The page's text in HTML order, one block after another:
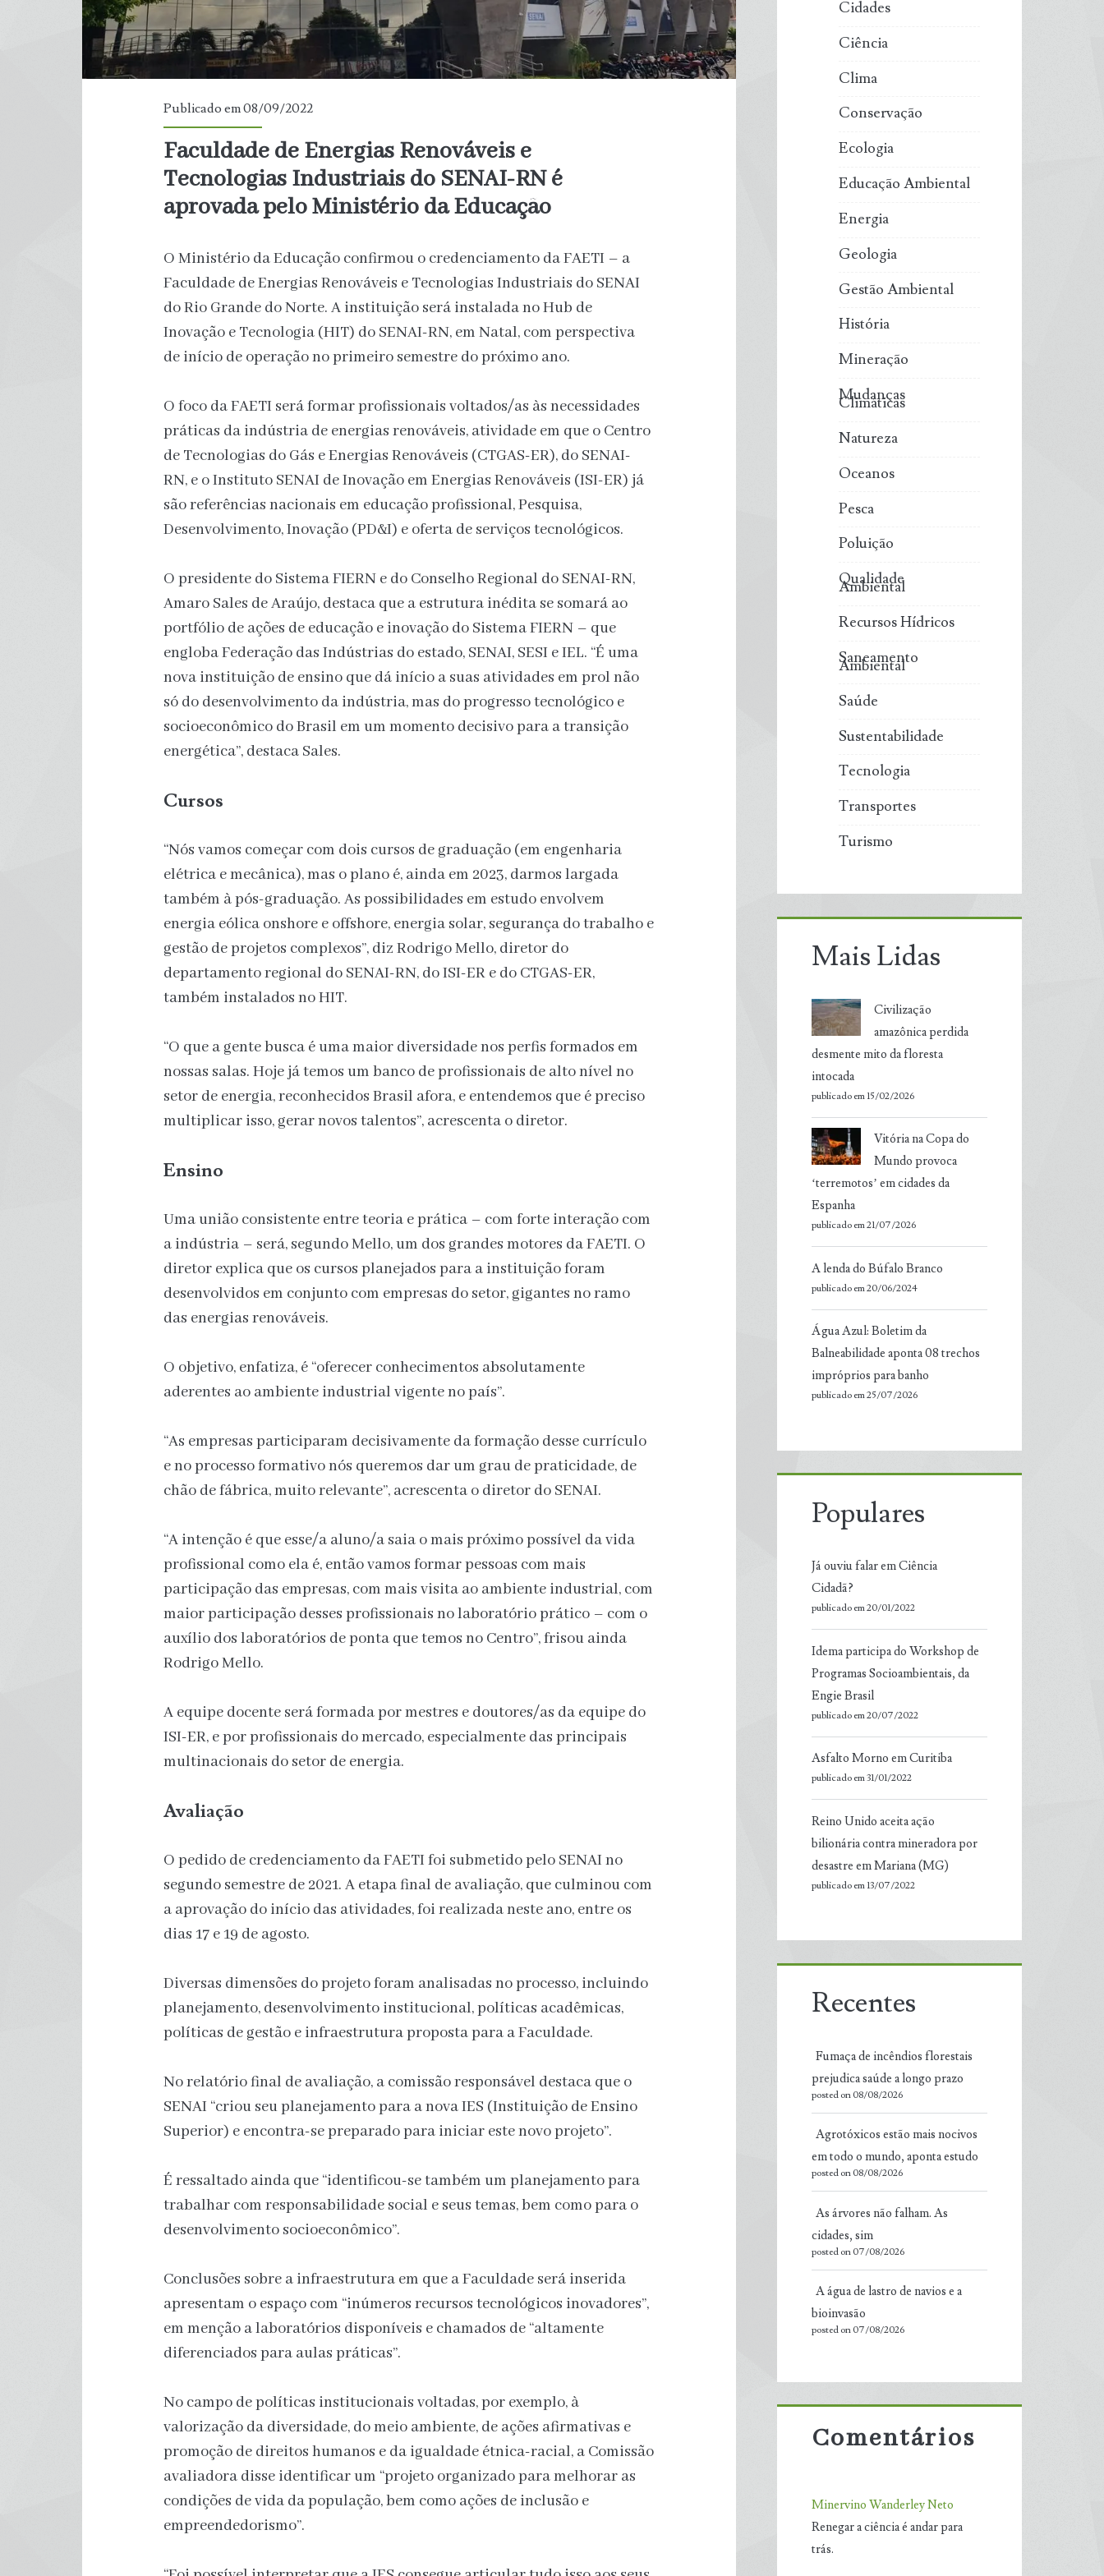
Publicado em 08/09/2022
Faculdade de Energias Renováveis e
Tecnologias Industriais do SENAI-RN é
aprovada pelo Ministério da Educação
O Ministério da Educação confirmou o credenciamento da FAETI – a
Faculdade de Energias Renováveis e Tecnologias Industriais do SENAI
do Rio Grande do Norte. A instituição será instalada no Hub de
Inovação e Tecnologia (HIT) do SENAI-RN, em Natal, com perspectiva
de início de operação no primeiro semestre do próximo ano.
O foco da FAETI será formar profissionais voltados/as às necessidades
práticas da indústria de energias renováveis, atividade em que o Centro
de Tecnologias do Gás e Energias Renováveis (CTGAS-ER), do SENAI-
RN, e o Instituto SENAI de Inovação em Energias Renováveis (ISI-ER) já
são referências nacionais em educação profissional, Pesquisa,
Desenvolvimento, Inovação (PD&I) e oferta de serviços tecnológicos.
O presidente do Sistema FIERN e do Conselho Regional do SENAI-RN,
Amaro Sales de Araújo, destaca que a estrutura inédita se somará ao
portfólio de ações de educação e inovação do Sistema FIERN – que
engloba Federação das Indústrias do estado, SENAI, SESI e IEL. “É uma
nova instituição de ensino que dá início a suas atividades em prol não
só do desenvolvimento da indústria, mas do progresso tecnológico e
socioeconômico do Brasil em um momento decisivo para a transição
energética”, destaca Sales.
Cursos
“Nós vamos começar com dois cursos de graduação (em engenharia
elétrica e mecânica), mas o plano é, ainda em 2023, darmos largada
também à pós-graduação. As possibilidades em estudo envolvem
energia eólica onshore e offshore, energia solar, segurança do trabalho e
gestão de projetos complexos”, diz Rodrigo Mello, diretor do
departamento regional do SENAI-RN, do ISI-ER e do CTGAS-ER,
também instalados no HIT.
“O que a gente busca é uma maior diversidade nos perfis formados em
nossas salas. Hoje já temos um banco de profissionais de alto nível no
setor de energia, reconhecidos Brasil afora, e entendemos que é preciso
multiplicar isso, gerar novos talentos”, acrescenta o diretor.
Ensino
Uma união consistente entre teoria e prática – com forte interação com
a indústria – será, segundo Mello, um dos grandes motores da FAETI. O
diretor explica que os cursos planejados para a instituição foram
desenvolvidos em conjunto com empresas do setor, gigantes no ramo
das energias renováveis.
O objetivo, enfatiza, é “oferecer conhecimentos absolutamente
aderentes ao ambiente industrial vigente no país”.
“As empresas participaram decisivamente da formação desse currículo
e no processo formativo nós queremos dar um grau de praticidade, de
chão de fábrica, muito relevante”, acrescenta o diretor do SENAI.
“A intenção é que esse/a aluno/a saia o mais próximo possível da vida
profissional como ela é, então vamos formar pessoas com mais
participação das empresas, com mais visita ao ambiente industrial, com
maior participação desses profissionais no laboratório prático – com o
auxílio dos laboratórios de ponta que temos no Centro”, frisou ainda
Rodrigo Mello.
A equipe docente será formada por mestres e doutores/as da equipe do
ISI-ER, e por profissionais do mercado, especialmente das principais
multinacionais do setor de energia.
Avaliação
O pedido de credenciamento da FAETI foi submetido pelo SENAI no
segundo semestre de 2021. A etapa final de avaliação, que culminou com
a aprovação do início das atividades, foi realizada neste ano, entre os
dias 17 e 19 de agosto.
Diversas dimensões do projeto foram analisadas no processo, incluindo
planejamento, desenvolvimento institucional, políticas acadêmicas,
políticas de gestão e infraestrutura proposta para a Faculdade.
No relatório final de avaliação, a comissão responsável destaca que o
SENAI “criou seu planejamento para a nova IES (Instituição de Ensino
Superior) e encontra-se preparado para iniciar este novo projeto”.
É ressaltado ainda que “identificou-se também um planejamento para
trabalhar com responsabilidade social e seus temas, bem como para o
desenvolvimento socioeconômico”.
Conclusões sobre a infraestrutura em que a Faculdade será inserida
apresentam o espaço com “inúmeros recursos tecnológicos inovadores”,
em menção a laboratórios disponíveis e chamados de “altamente
diferenciados para aulas práticas”.
No campo de políticas institucionais voltadas, por exemplo, à
valorização da diversidade, do meio ambiente, de ações afirmativas e
promoção de direitos humanos e da igualdade étnica-racial, a Comissão
avaliadora disse identificar um “projeto organizado para melhorar as
condições de vida da população, bem como ações de inclusão e
empreendedorismo”.
Cidades
Ciência
Clima
Conservação
Ecologia
Educação Ambiental
Energia
Geologia
Gestão Ambiental
História
Mineração
Mudanças
Climáticas
Natureza
Oceanos
Pesca
Poluição
Qualidade
Ambiental
Recursos Hídricos
Saneamento
Ambiental
Saúde
Sustentabilidade
Tecnologia
Transportes
Turismo
Mais Lidas
Civilização
amazônica perdida
desmente mito da floresta
intocada
publicado em 15/02/2026
Vitória na Copa do
Mundo provoca
‘terremotos’ em cidades da
Espanha
publicado em 21/07/2026
A lenda do Búfalo Branco
publicado em 20/06/2024
Água Azul: Boletim da
Balneabilidade aponta 08 trechos
impróprios para banho
publicado em 25/07/2026
Populares
Já ouviu falar em Ciência
Cidadã?
publicado em 20/01/2022
Idema participa do Workshop de
Programas Socioambientais, da
Engie Brasil
publicado em 20/07/2022
Asfalto Morno em Curitiba
publicado em 31/01/2022
Reino Unido aceita ação
bilionária contra mineradora por
desastre em Mariana (MG)
publicado em 13/07/2022
Recentes
Fumaça de incêndios florestais
prejudica saúde a longo prazo
posted on 08/08/2026
Agrotóxicos estão mais nocivos
em todo o mundo, aponta estudo
posted on 08/08/2026
As árvores não falham. As
cidades, sim
posted on 07/08/2026
A água de lastro de navios e a
bioinvasão
posted on 07/08/2026
Comentários
Minervino Wanderley Neto
Renegar a ciência é andar para
trás.